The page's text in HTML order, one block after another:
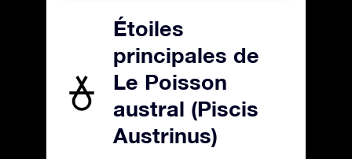
Étoiles
principales de
Le Poisson
austral (Piscis
Austrinus)